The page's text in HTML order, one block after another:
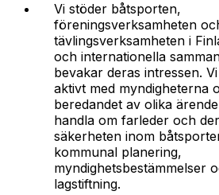
Vi stöder båtsporten,
föreningsverksamheten
tävlingsverksamheten i
och internationella
bevakar deras intressen.
aktivt med myndigheterna
beredandet av olika
handla om farleder och
säkerheten inom
kommunal planering,
myndighetsbestämmelser
lagstiftning.